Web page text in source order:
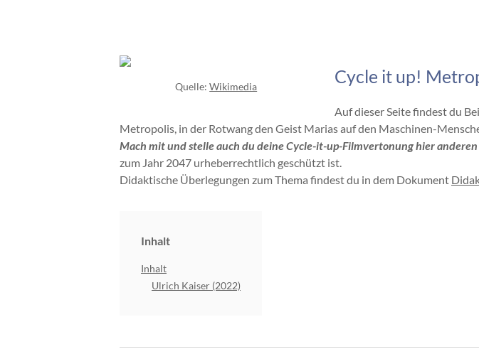
Quelle:Wikimedia Cycle it up!
Auf dieser Seite findest du
Metropolis, in der Rotwang den Geist Marias auf den Maschinen-
Mach mit und stelle auch du deine Cycle-it-up-Filmvertonung hier
zum Jahr 2047 urheberrechtlich geschützt ist.
Didaktische Überlegungen zum Thema findest du in dem Dokument
Inhalt
Inhalt
Ulrich Kaiser (2022)